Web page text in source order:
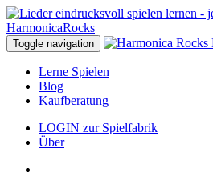
Toggle navigation
Lerne Spielen
Blog
Kaufberatung
LOGIN zur Spielfabrik
Über